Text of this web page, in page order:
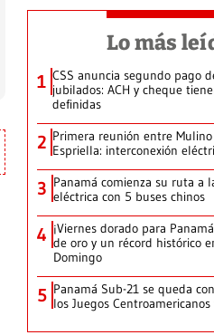
Lo más
1 CSS anuncia segundo pago
jubilados: ACH y cheque
definidas
2 Primera reunión entre Mulino
Espriella: interconexión
3 Panamá comienza su ruta a
eléctrica con 5 buses chinos
4 ¡Viernes dorado para
de oro y un récord histórico
Domingo
5 Panamá Sub-21 se queda
los Juegos